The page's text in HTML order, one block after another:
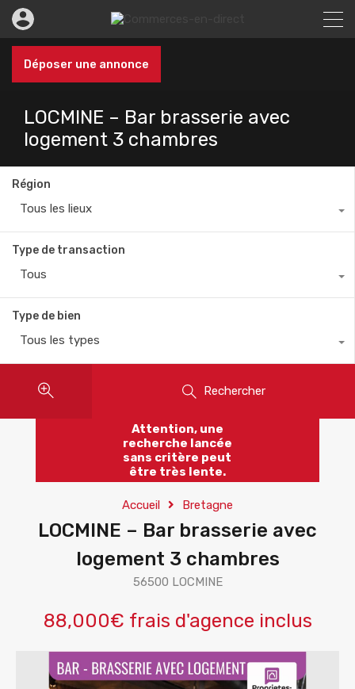
Déposer une annonce
LOCMINE – Bar brasserie avec
logement 3 chambres
Région
Tous les lieux
Type de transaction
Tous
Type de bien
Tous les types
Rechercher
Attention, une
recherche lancée
sans critère peut
être très lente.
Accueil Bretagne
LOCMINE – Bar brasserie avec
logement 3 chambres
56500 LOCMINE
88,000€ frais d'agence inclus